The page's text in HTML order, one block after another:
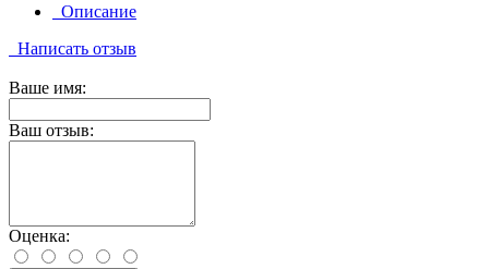
Описание
Написать отзыв
Ваше имя:
Ваш отзыв:
Оценка: